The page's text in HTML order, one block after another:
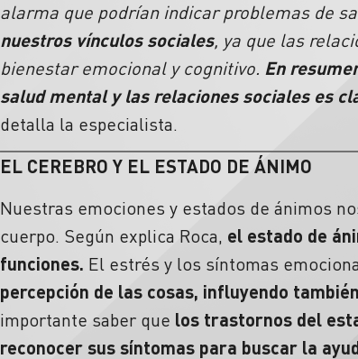
alarma que podrían indicar problemas de
nuestros vínculos sociales, ya que las
bienestar emocional y cognitivo. En
salud mental y las relaciones sociales es
detalla la especialista.
EL CEREBRO Y EL ESTADO DE ÁNIMO
Nuestras emociones y estados de ánimos
cuerpo. Según explica Roca, el estado de
funciones. El estrés y los síntomas
percepción de las cosas, influyendo
importante saber que los trastornos del
reconocer sus síntomas para buscar la